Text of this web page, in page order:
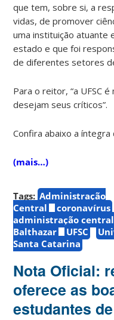
que tem, sobre si, a
vidas, de promover
uma instituição atuante
estado e que foi
de diferentes setores
Para o reitor, “a UFSC
desejam seus críticos”.
Confira abaixo a
(mais…)
Tags: Administração
Central
coronavírus
administração central
Balthazar
UFSC
Santa Catarina
Nota Oficial:
oferece as
estudantes